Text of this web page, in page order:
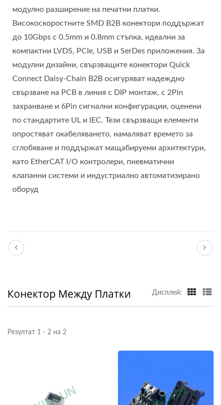
модулно разширение на печатни платки.
Високоскоростните SMD B2B конектори поддържат
до 10Gbps с 0.5mm и 0.8mm стъпка, идеални за
компактни LVDS, PCIe, USB и SerDes приложения. За
модулни дизайни, свързващите конектори Quick
Connect Daisy-Chain B2B осигуряват надеждно
свързване на PCB в линия с DIP монтаж, с 2Pin
захранване и 6Pin сигнални конфигурации, оценени
по стандартите UL и IEC. Тези свързващи елементи
опростяват окабеляването, намаляват времето за
сглобяване и поддържат мащабируеми архитектури,
като EtherCAT I/O контролери, пневматични
клапанни системи и индустриално автоматизирано
оборуд
Конектор Между Платки Дисплей:
Резултат 1 - 2 на 2